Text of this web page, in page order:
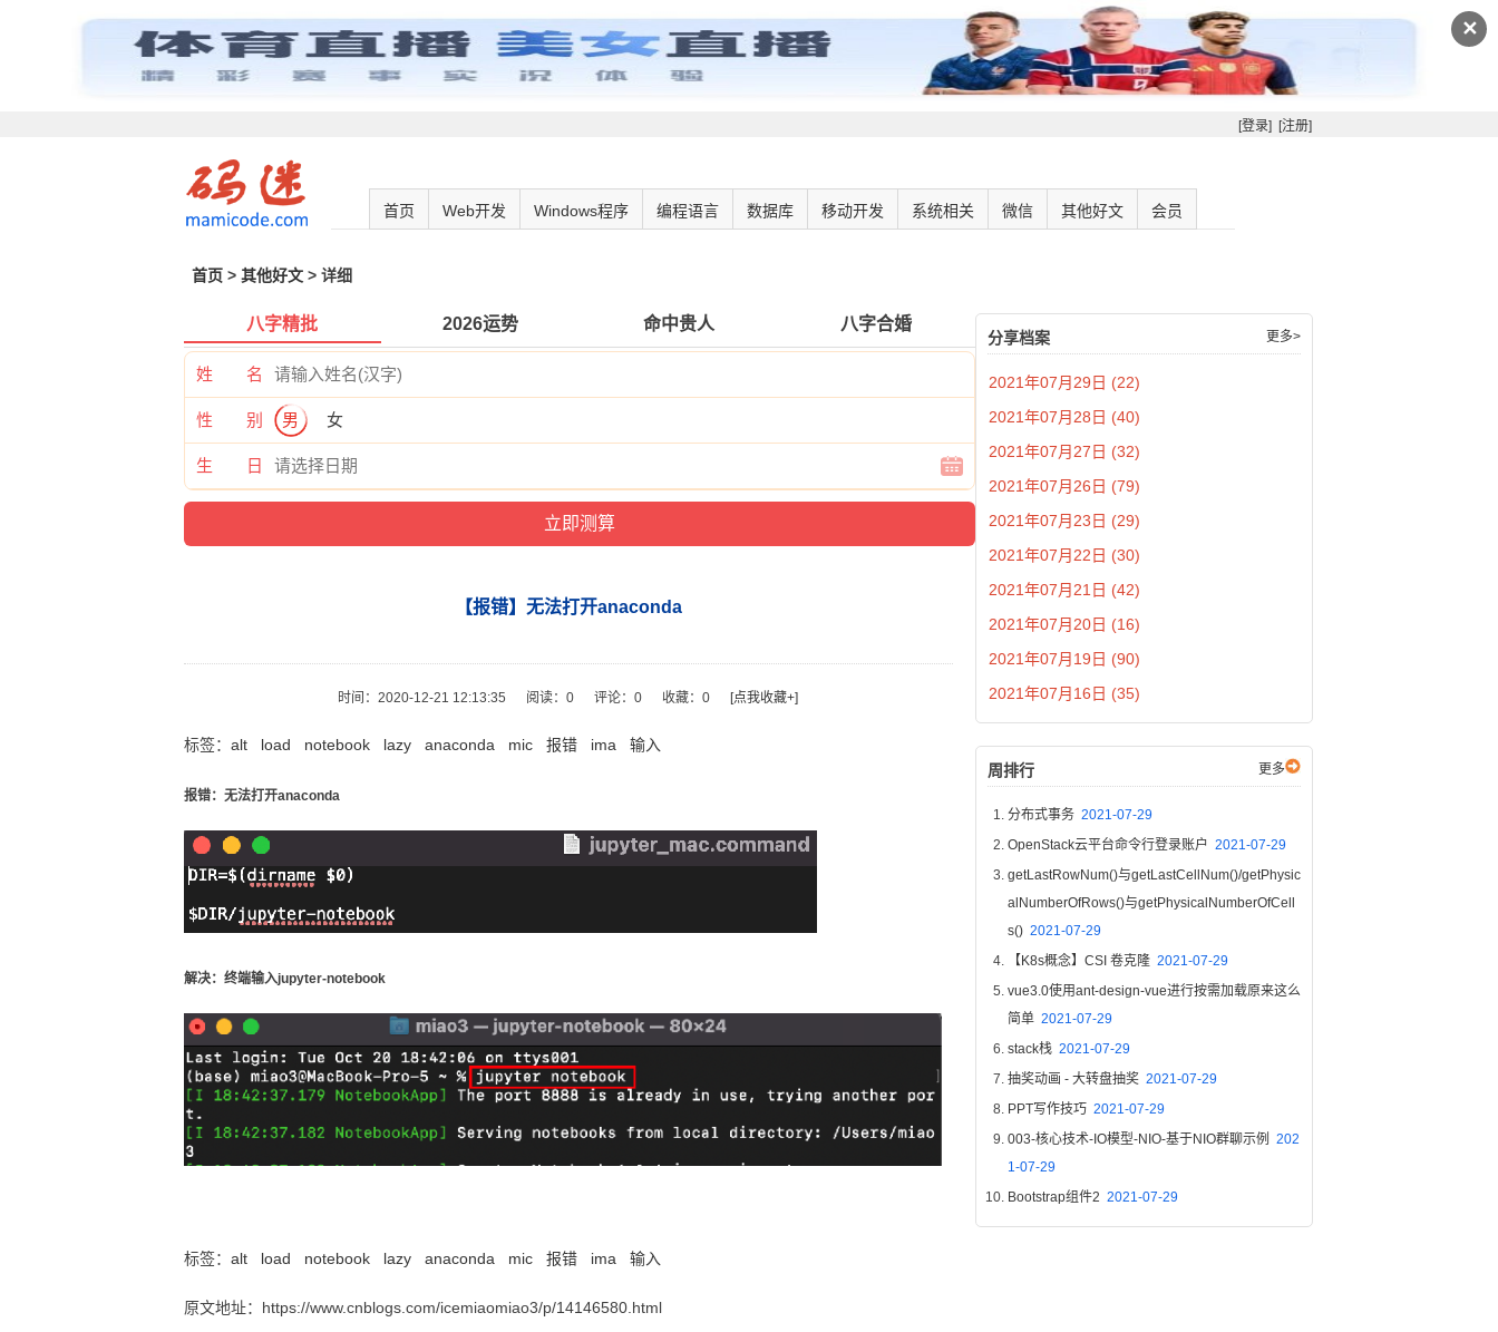
✕
[登录] [注册]
首页 Web开发 Windows程序 编程语言 数据库 移动开发 系统相关 微信 其他好文 会员
首页 > 其他好文 > 详细
八字精批 2026运势 命中贵人 八字合婚
姓 名
性 别 男 女
生 日
【报错】无法打开anaconda
时间：2020-12-21 12:13:35 阅读：0 评论：0 收藏：0 [点我收藏+]
标签： alt load notebook lazy anaconda mic 报错 ima 输入
报错：无法打开anaconda
解决：终端输入jupyter-notebook
标签： alt load notebook lazy anaconda mic 报错 ima 输入
原文地址：https://www.cnblogs.com/icemiaomiao3/p/14146580.html
分享档案 更多>
2021年07月29日 (22)
2021年07月28日 (40)
2021年07月27日 (32)
2021年07月26日 (79)
2021年07月23日 (29)
2021年07月22日 (30)
2021年07月21日 (42)
2021年07月20日 (16)
2021年07月19日 (90)
2021年07月16日 (35)
周排行 更多
分布式事务 2021-07-29
OpenStack云平台命令行登录账户 2021-07-29
getLastRowNum()与getLastCellNum()/getPhysic
alNumberOfRows()与getPhysicalNumberOfCell
s() 2021-07-29
【K8s概念】CSI 卷克隆 2021-07-29
vue3.0使用ant-design-vue进行按需加载原来这么
简单 2021-07-29
stack栈 2021-07-29
抽奖动画 - 大转盘抽奖 2021-07-29
PPT写作技巧 2021-07-29
003-核心技术-IO模型-NIO-基于NIO群聊示例 202
1-07-29
Bootstrap组件2 2021-07-29